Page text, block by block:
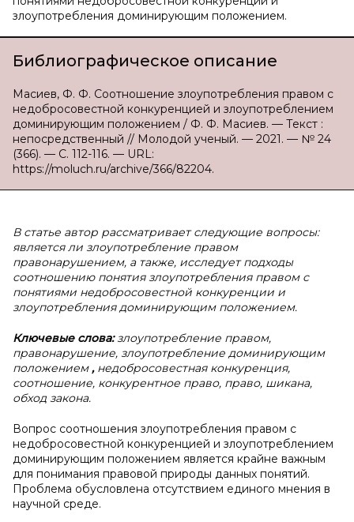
злоупотребления доминирующим положением.
Библиографическое описание
Масиев, Ф. Ф. Соотношение злоупотребления правом с
недобросовестной конкуренцией и злоупотреблением
доминирующим положением / Ф. Ф. Масиев. — Текст :
непосредственный // Молодой ученый. — 2021. — № 24
(366). — С. 112-116. — URL:
https://moluch.ru/archive/366/82204.
В статье автор рассматривает следующие вопросы:
является ли злоупотребление правом
правонарушением, а также, исследует подходы
соотношению понятия злоупотребления правом с
понятиями недобросовестной конкуренции и
злоупотребления доминирующим положением.
Ключевые слова:злоупотребление правом,
правонарушение, злоупотребление доминирующим
положением , недобросовестная конкуренция,
соотношение, конкурентное право, право, шикана,
обход закона.
Вопрос соотношения злоупотребления правом с
недобросовестной конкуренцией и злоупотреблением
доминирующим положением является крайне важным
для понимания правовой природы данных понятий.
Проблема обусловлена отсутствием единого мнения в
научной среде.